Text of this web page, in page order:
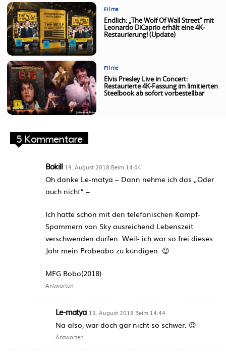
Filme
Endlich: „The Wolf Of Wall Street“ mit
Leonardo DiCaprio erhält eine 4K-
Restaurierung! (Update)
Filme
Elvis Presley Live in Concert:
Restaurierte 4K-Fassung im limitierten
Steelbook ab sofort vorbestellbar
5 Kommentare
Bokill 19. August 2018 Beim 14:04
Oh danke Le-matya – Dann nehme ich das „Oder
auch nicht“ –
Ich hatte schon mit den telefonischen Kampf-
Spammern von Sky ausreichend Lebenszeit
verschwenden dürfen. Weil- ich war so frei dieses
Jahr mein Probeabo zu kündigen. 😉
MFG Bobo(2018)
Antworten
Le-matya 19. August 2018 Beim 14:44
Na also, war doch gar nicht so schwer. 😉
Antworten